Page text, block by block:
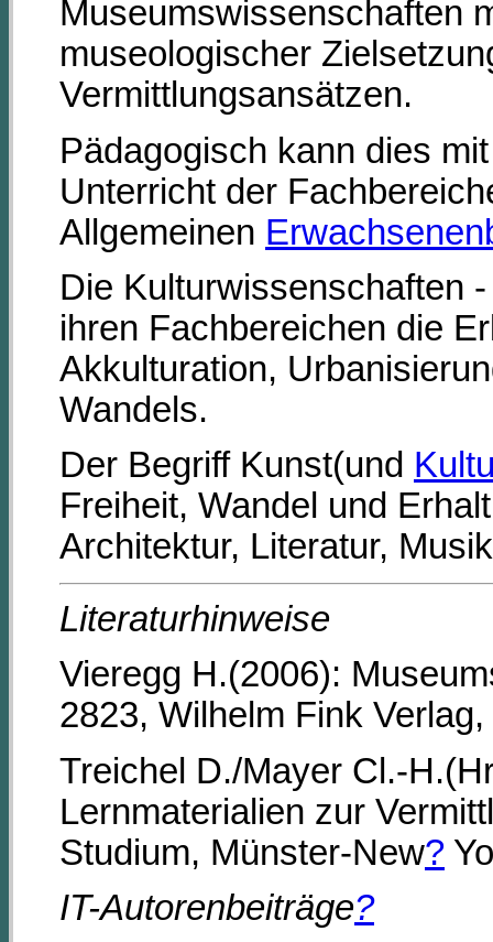
Museumswissenschaften
museologischer
Vermittlungsansätzen.
Pädagogisch kann dies
Unterricht der
Allgemeinen
Die Kulturwissenschaften
ihren Fachbereichen die
Akkulturation,
Wandels.
Der Begriff Kunst(und
Freiheit, Wandel und
Architektur, Literatur,
Literaturhinweise
Vieregg H.(2006):
2823, Wilhelm Fink
Treichel D./Mayer Cl.-
Lernmaterialien zur
Studium, Münster-New?
IT-Autorenbeiträge?